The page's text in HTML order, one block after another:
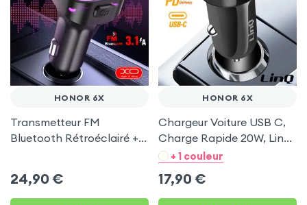
HONOR 6X
Transmetteur FM
Bluetooth Rétroéclairé +
24,90 €
HONOR 6X
Chargeur Voiture USB C,
Charge Rapide 20W, LinQ
- Noir pour Honor 6X
+ 1 couleur
17,90 €